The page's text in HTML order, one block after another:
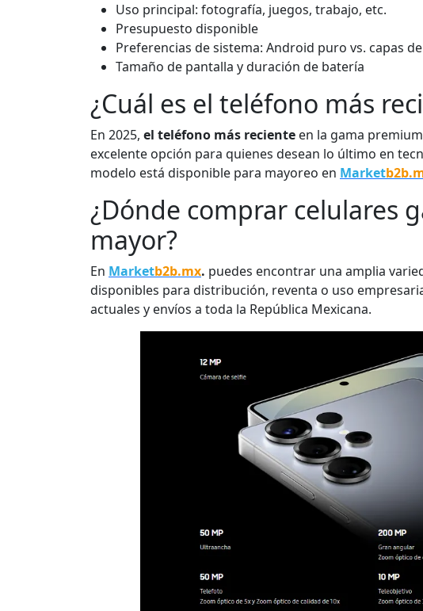
Uso principal: fotografía, juegos, trabajo, etc.
Presupuesto disponible
Preferencias de sistema: Android puro vs. capas
Tamaño de pantalla y duración de batería
¿Cuál es el teléfono más
En 2025, el teléfono más reciente en la gama
excelente opción para quienes desean lo último en
modelo está disponible para mayoreo en Market
¿Dónde comprar celulares
mayor?
En Marketb2b.mx. puedes encontrar una amplia
disponibles para distribución, reventa o uso
actuales y envíos a toda la República Mexicana.